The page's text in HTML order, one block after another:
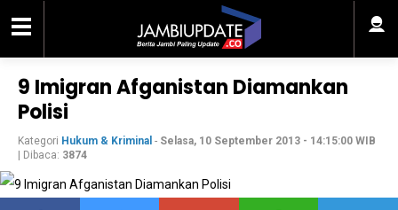
9 Imigran Afganistan Diamankan
Polisi
Kategori Hukum & Kriminal - Selasa, 10 September 2013 - 14:15:00 WIB
| Dibaca: 3874